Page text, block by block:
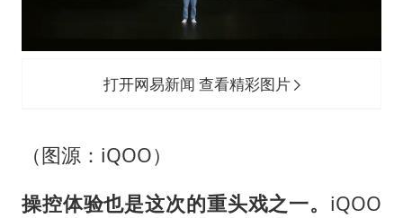
打开网易新闻 查看精彩图片
（图源：iQOO）
操控体验也是这次的重头戏之一。 iQOO